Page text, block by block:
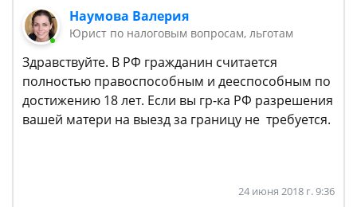
Наумова Валерия
Юрист по налоговым вопросам, льготам
Здравствуйте. В РФ гражданин считается
полностью правоспособным и дееспособным по
достижению 18 лет. Если вы гр-ка РФ разрешения
вашей матери на выезд за границу не требуется.
24 июня 2018 г. 9:36